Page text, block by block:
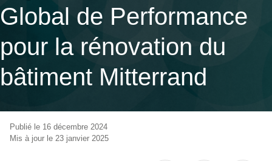
Global de Performance
pour la rénovation du
bâtiment Mitterrand
Publié le 16 décembre 2024
Mis à jour le 23 janvier 2025